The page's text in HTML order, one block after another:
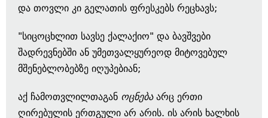
და თოვლი კი გელათის ფრესკებს რეცხავს;
"სიცოცხლით სავსე ქალაქიო" და ბავშვები
შადრევნებში ან უმეთვალყურეოდ მიტოვებულ
მშენებლობებზე იღუპებიან;
აქ ჩამოთვლილთაგან ოცნებაარც ერთი
ღირებულის ერთგული არ არის. ის არის ხალხის